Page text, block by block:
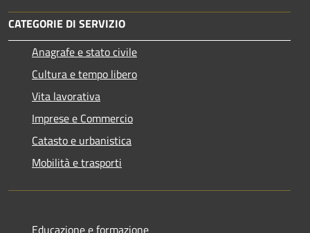
CATEGORIE DI SERVIZIO
Anagrafe e stato civile
Cultura e tempo libero
Vita lavorativa
Imprese e Commercio
Catasto e urbanistica
Mobilità e trasporti